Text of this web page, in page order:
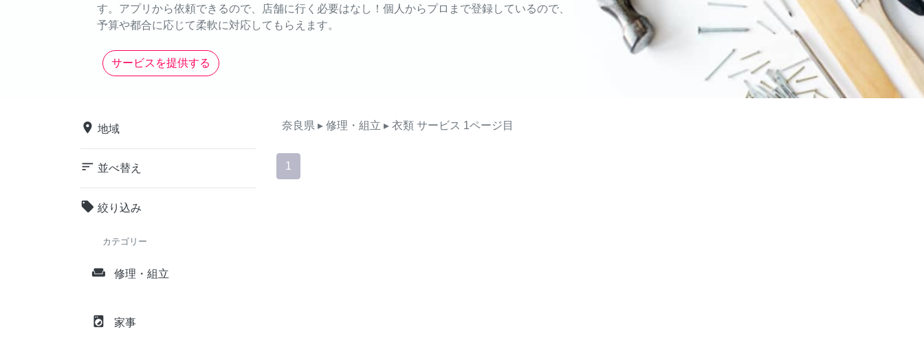
す。アプリから依頼できるので、店舗に行く必要はなし！個人からプロまで登録しているので、
予算や都合に応じて柔軟に対応してもらえます。
サービスを提供する
place 地域
sort 並べ替え
local_offer 絞り込み
カテゴリー
weekend 修理・組立
local_laundry_service 家事
奈良県 ▸ 修理・組立 ▸ 衣類 サービス 1ページ目
1